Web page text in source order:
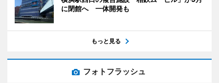
に閉館へ 一体開発も
もっと見る
フォトフラッシュ